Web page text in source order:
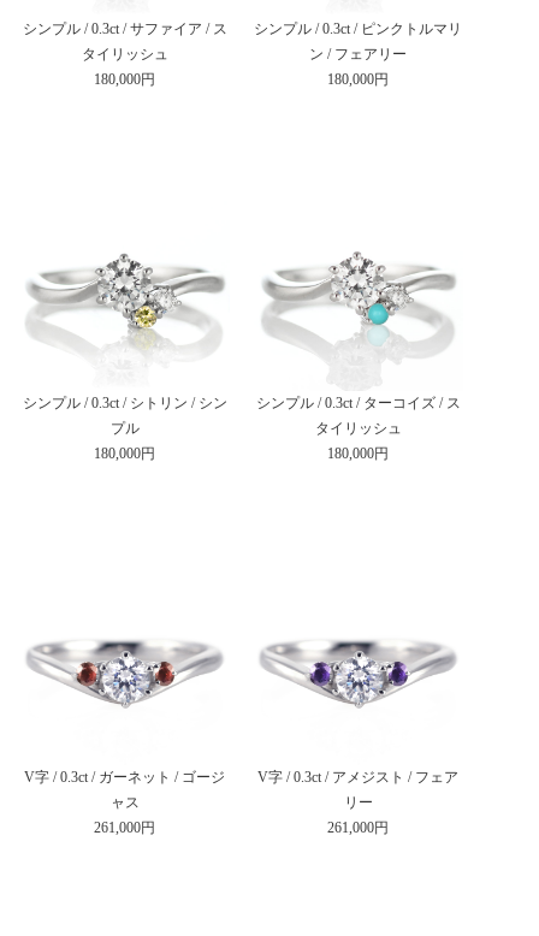
シンプル / 0.3ct / サファイア / ス
タイリッシュ
180,000円
シンプル / 0.3ct / ピンクトルマリ
ン / フェアリー
180,000円
シンプル / 0.3ct / シトリン / シン
プル
180,000円
シンプル / 0.3ct / ターコイズ / ス
タイリッシュ
180,000円
V字 / 0.3ct / ガーネット / ゴージ
ャス
261,000円
V字 / 0.3ct / アメジスト / フェア
リー
261,000円